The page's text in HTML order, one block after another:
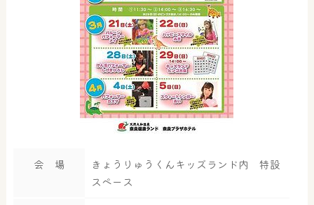
会 場
きょうりゅうくんキッズランド内 特設
スペース